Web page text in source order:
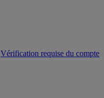
Vérification requise du compte